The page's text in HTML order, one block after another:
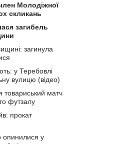
Молодіжної
скликань
загибель
загинула
у Теребовлі
вулицю (відео)
товариський матч
футзалу
прокат
опинилися у